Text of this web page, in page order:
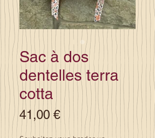
Sac à dos
dentelles terra
cotta
41,00 €Prix